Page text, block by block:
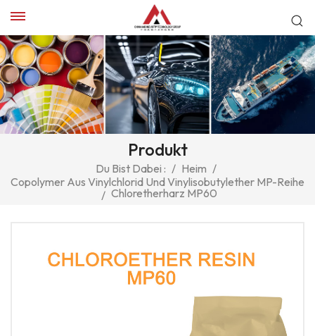
Produkt
Du Bist Dabei : / Heim /
Copolymer Aus Vinylchlorid Und Vinylisobutylether MP-Reihe
/ Chloretherharz MP60